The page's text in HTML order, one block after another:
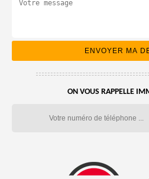
ON VOUS RAPPELLE